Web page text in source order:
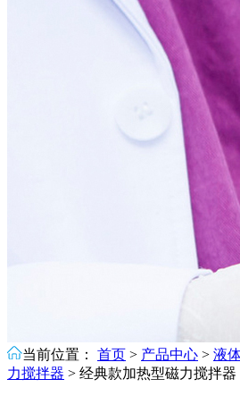
当前位置： 首页 > 产品中心 > 液
力搅拌器 > 经典款加热型磁力搅拌器